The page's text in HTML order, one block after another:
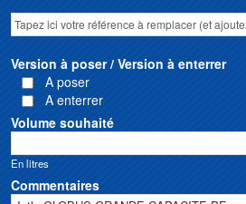
Version à poser / Version à enterrer
A poser
A enterrer
Volume souhaité
En litres
Commentaires